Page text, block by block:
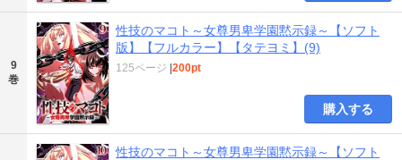
9
巻
性技のマコト～女尊男卑学園黙示録～【ソフト
版】【フルカラー】【タテヨミ】(9)
125ページ |200pt
購入する
性技のマコト～女尊男卑学園黙示録～【ソフト